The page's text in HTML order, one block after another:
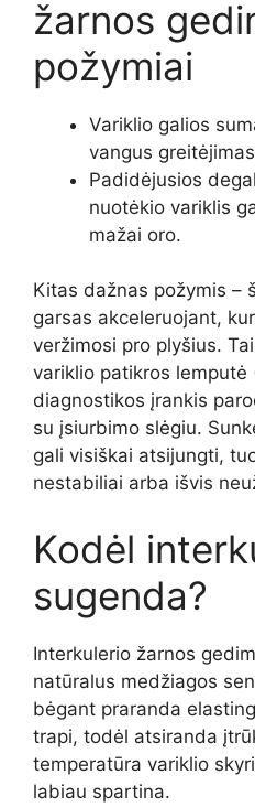
žarnos
požymiai
Variklio galios
vangus
Padidėjusios
nuotėkio variklis
mažai oro.
Kitas dažnas požymis –
garsas akceleruojant,
veržimosi pro plyšius.
variklio patikros lemputė
diagnostikos įrankis
su įsiurbimo slėgiu.
gali visiškai atsijungti,
nestabiliai arba išvis
Kodėl
sugenda?
Interkulerio žarnos
natūralus medžiagos
bėgant praranda
trapi, todėl atsiranda
temperatūra variklio
labiau spartina.